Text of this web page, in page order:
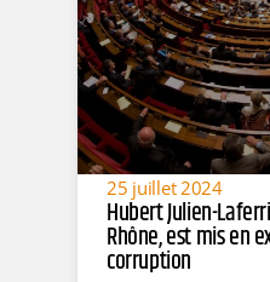
25 juillet 2024
Hubert Julien-
Rhône, est mis en
corruption